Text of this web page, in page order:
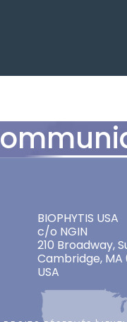
BIOPHYTIS USA
c/o NGIN
210 Broadway,
Cambridge, MA
USA